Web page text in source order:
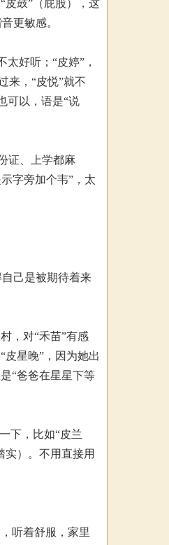
皮鼓”（屁股），这
更敏感。
好听；“皮婷”，
来，“皮悦”就不
可以，语是“说
证、上学都麻
字旁加个韦”，太
己是被期待着来
，对“禾苗”有感
皮星晚”，因为她出
“爸爸在星星下等
下，比如“皮兰
实）。不用直接用
听着舒服，家里